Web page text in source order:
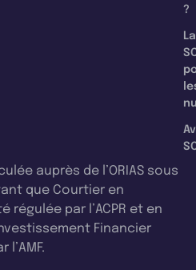
?
La
auprès de l’ORIAS sous
que Courtier en
régulée par l’ACPR et en
Financier